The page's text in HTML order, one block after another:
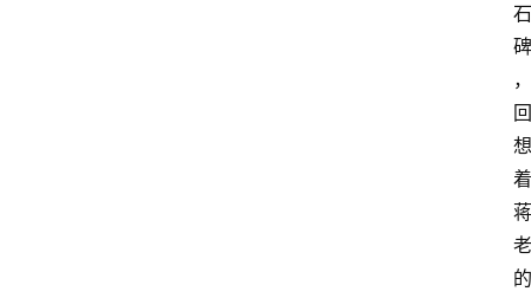
石
碑
，
回
想
着
蒋
老
的